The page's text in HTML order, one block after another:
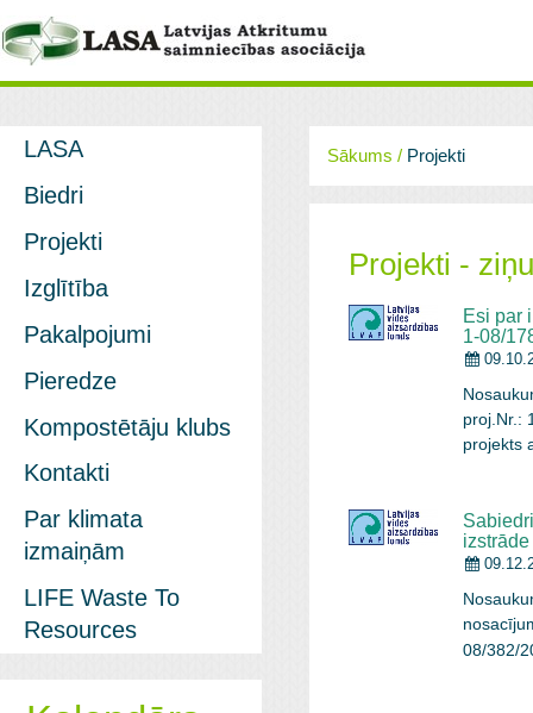
Sākums / Projekti
Projekti -
Esi par
1-08/
proj.Nr.:
projekts
lasīt
08/382/
LASA
Biedri
Projekti
Izglītība
Pakalpojumi
Pieredze
Kompostētāju klubs
Kontakti
Par klimata
izmaiņām
LIFE Waste To
Resources